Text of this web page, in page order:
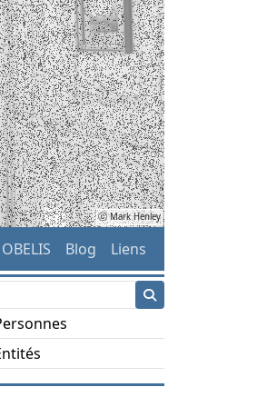
ⓒ Mark Henley
OBELIS Blog Liens